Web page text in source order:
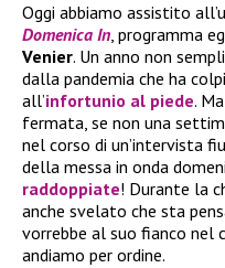
Oggi abbiamo assistito
Domenica In, programma
Venier. Un anno non
dalla pandemia che ha
all’infortunio al piede.
fermata, se non una
nel corso di un’intervista
della messa in onda
raddoppiate! Durante la
anche svelato che sta
vorrebbe al suo fianco nel
andiamo per ordine.